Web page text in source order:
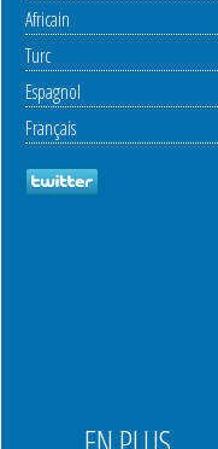
Africain
Turc
Espagnol
Français